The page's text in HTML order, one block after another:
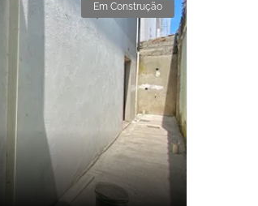
Em Construção